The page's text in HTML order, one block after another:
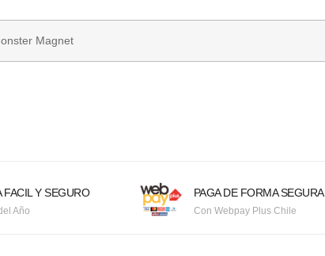
Magnet
FACIL Y SEGURO
Año
PAGA DE FORMA SEGURA
Con Webpay Plus Chile